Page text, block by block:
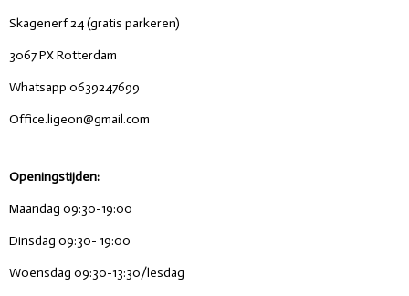
Skagenerf 24 (gratis parkeren)
3067 PX Rotterdam
Whatsapp 0639247699
Office.ligeon@gmail.com
Openingstijden:
Maandag 09:30-19:00
Dinsdag 09:30- 19:00
Woensdag 09:30-13:30/lesdag